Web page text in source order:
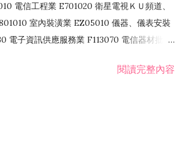
電信工程業 E701020 衛星電視ＫＵ頻道、
室內裝潢業 EZ05010 儀器、儀表安裝
電子資訊供應服務業 F113070 電信器材批發
業
閱讀完整內容